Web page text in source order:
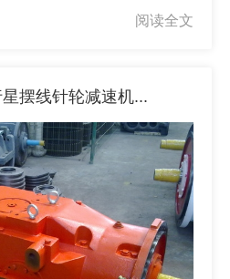
阅读全文
摆线针轮减速机...